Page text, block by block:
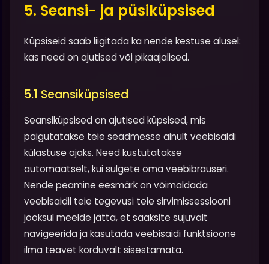
5. Seansi- ja püsiküpsised
Küpsiseid saab liigitada ka nende kestuse alusel:
kas need on ajutised või pikaajalised.
5.1 Seansiküpsised
Seansiküpsised on ajutised küpsised, mis
paigutatakse teie seadmesse ainult veebisaidi
külastuse ajaks. Need kustutatakse
automaatselt, kui sulgete oma veebibrauseri.
Nende peamine eesmärk on võimaldada
veebisaidil teie tegevusi teie sirvimissessiooni
jooksul meelde jätta, et saaksite sujuvalt
navigeerida ja kasutada veebisaidi funktsioone
ilma teavet korduvalt sisestamata.